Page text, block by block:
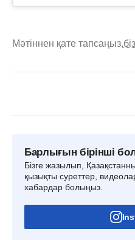
Мәтіннен қате тапсаңыз,
Барлығын бірінші
Бізге жазылып,
қызықты суреттер,
хабардар болыңыз.